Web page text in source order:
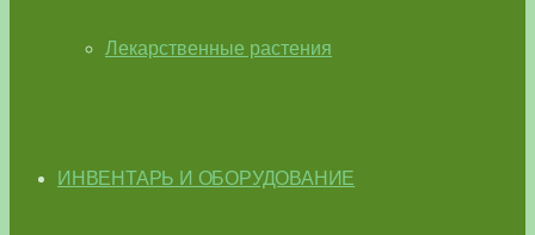
Лекарственные растения
ИНВЕНТАРЬ И ОБОРУДОВАНИЕ